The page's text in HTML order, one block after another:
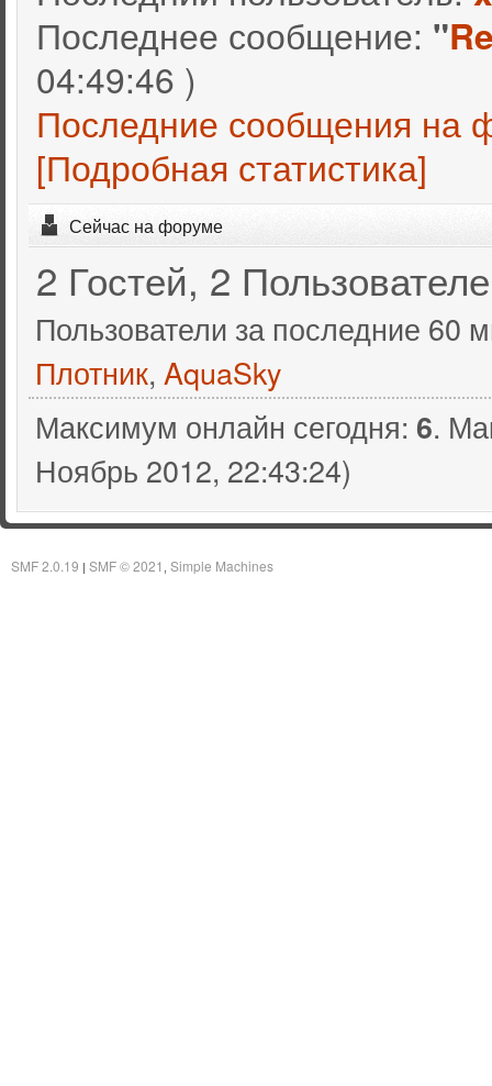
Последнее сообщение: "
04:49:46 )
Последние сообщения на
[Подробная статистика]
Сейчас на форуме
2 Гостей, 2
Пользователи за последние 60
Плотник, AquaSky
Максимум онлайн сегодня: 6.
Ноябрь 2012, 22:43:24)
SMF 2.0.19 | SMF © 2021 Simple Machines